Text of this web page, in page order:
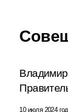
10 июля 2024